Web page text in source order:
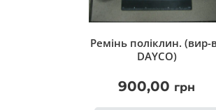
Ремінь поліклин. (вир-
DAYCO)
900,00 грн